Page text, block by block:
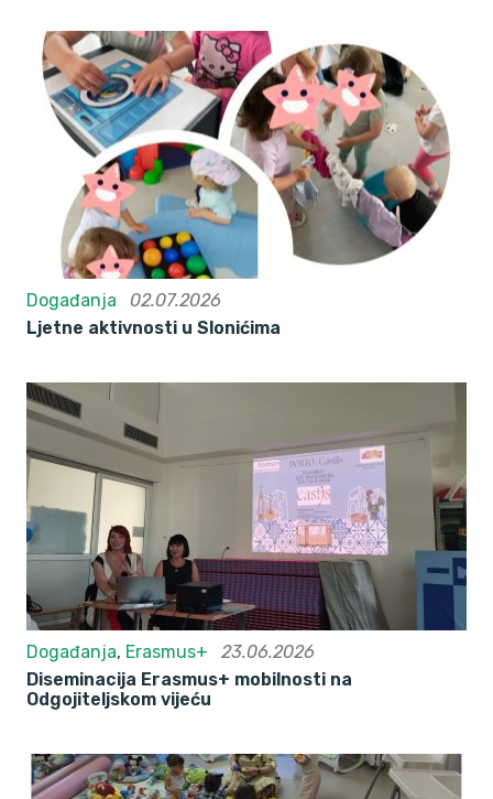
Događanja
02.07.2026
Ljetne aktivnosti u Slonićima
Događanja, Erasmus+
23.06.2026
Diseminacija Erasmus+ mobilnosti na
Odgojiteljskom vijeću